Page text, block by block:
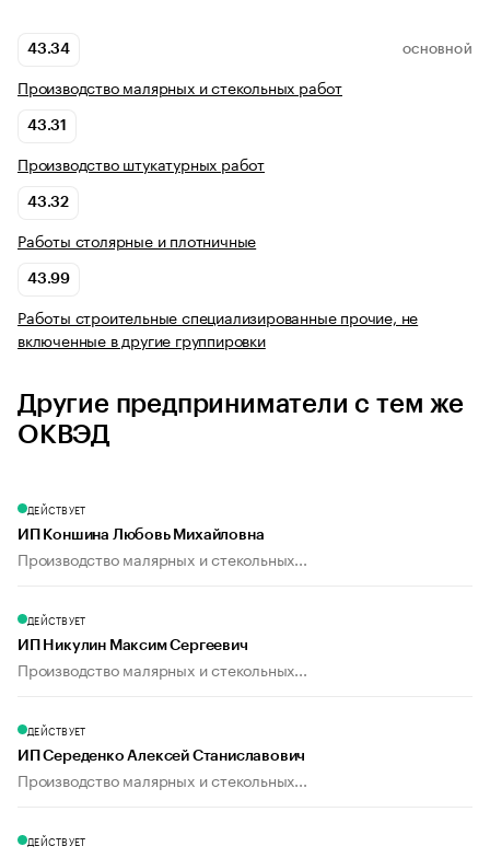
43.34 ОСНОВНОЙ
Производство малярных и стекольных работ
43.31
Производство штукатурных работ
43.32
Работы столярные и плотничные
43.99
Работы строительные специализированные прочие, не
включенные в другие группировки
Другие предприниматели с тем же
ОКВЭД
ДЕЙСТВУЕТ
ИП Коншина Любовь Михайловна
Производство малярных и стекольных...
ДЕЙСТВУЕТ
ИП Никулин Максим Сергеевич
Производство малярных и стекольных...
ДЕЙСТВУЕТ
ИП Середенко Алексей Станиславович
Производство малярных и стекольных...
ДЕЙСТВУЕТ